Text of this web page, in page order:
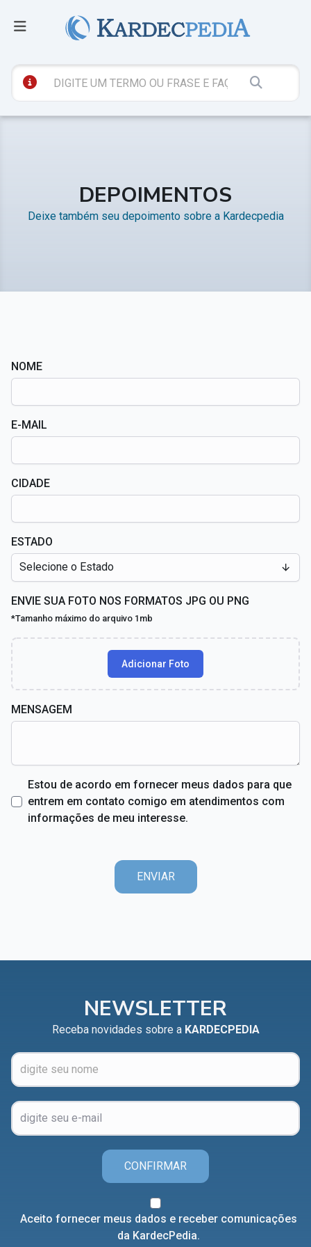
DEPOIMENTOS
Deixe também seu depoimento sobre a Kardecpedia
NOME
E-MAIL
CIDADE
ESTADO
Selecione o Estado
ENVIE SUA FOTO NOS FORMATOS JPG OU PNG
*Tamanho máximo do arquivo 1mb
Adicionar Foto
MENSAGEM
Estou de acordo em fornecer meus dados para que
entrem em contato comigo em atendimentos com
informações de meu interesse.
ENVIAR
NEWSLETTER
Receba novidades sobre a KARDECPEDIA
CONFIRMAR
Aceito fornecer meus dados e receber comunicações
da KardecPedia.